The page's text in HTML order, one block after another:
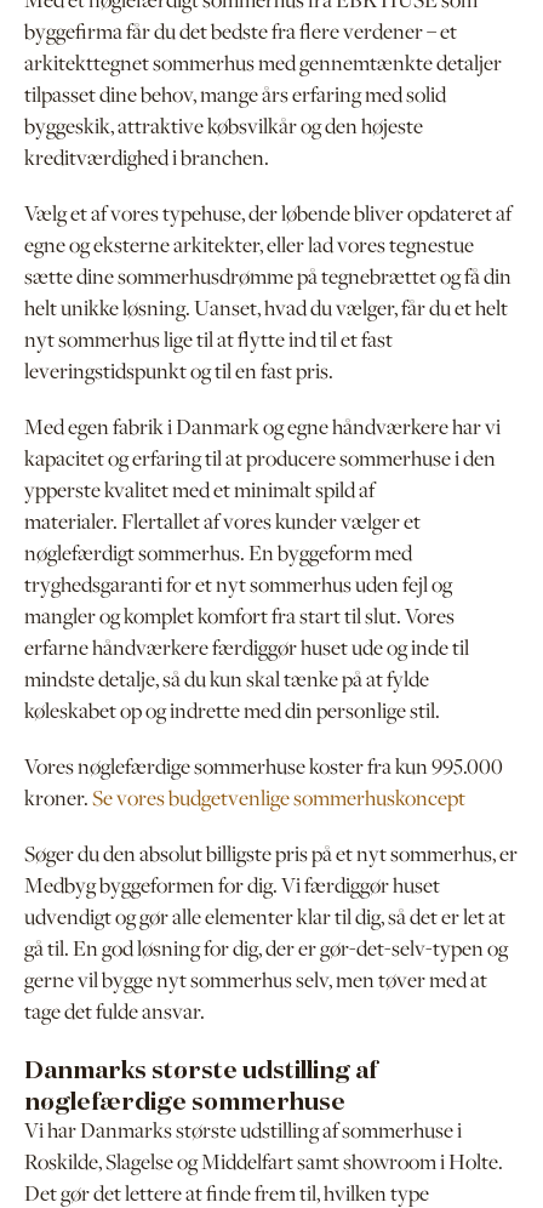
byggefirma får du det bedste fra flere verdener – et
arkitekttegnet sommerhus med gennemtænkte detaljer
tilpasset dine behov, mange års erfaring med solid
byggeskik, attraktive købsvilkår og den højeste
kreditværdighed i branchen.
Vælg et af vores typehuse, der løbende bliver opdateret af
egne og eksterne arkitekter, eller lad vores tegnestue
sætte dine sommerhusdrømme på tegnebrættet og få din
helt unikke løsning. Uanset, hvad du vælger, får du et helt
nyt sommerhus lige til at flytte ind til et fast
leveringstidspunkt og til en fast pris.
Med egen fabrik i Danmark og egne håndværkere har vi
kapacitet og erfaring til at producere sommerhuse i den
ypperste kvalitet med et minimalt spild af
materialer. Flertallet af vores kunder vælger et
nøglefærdigt sommerhus. En byggeform med
tryghedsgaranti for et nyt sommerhus uden fejl og
mangler og komplet komfort fra start til slut. Vores
erfarne håndværkere færdiggør huset ude og inde til
mindste detalje, så du kun skal tænke på at fylde
køleskabet op og indrette med din personlige stil.
Vores nøglefærdige sommerhuse koster fra kun 995.000
kroner.Se vores budgetvenlige sommerhuskoncept
Søger du den absolut billigste pris på et nyt sommerhus, er
Medbyg byggeformen for dig. Vi færdiggør huset
udvendigt og gør alle elementer klar til dig, så det er let at
gå til. En god løsning for dig, der er gør-det-selv-typen og
gerne vil bygge nyt sommerhus selv, men tøver med at
tage det fulde ansvar.
Danmarks største udstilling af
nøglefærdige sommerhuse
Vi har Danmarks største udstilling af sommerhuse i
Roskilde, Slagelse og Middelfart samt showroom i Holte.
Det gør det lettere at finde frem til, hvilken type